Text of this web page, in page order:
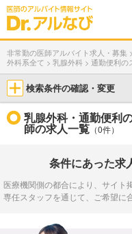
非常勤の医師アルバイト求人・募集 >
外科系全て > 乳腺外科 > 通勤便利の
検索条件の確認・変更
乳腺外科・通勤便利
師の求人一覧 （0件）
条件にあった求
医療機関側の都合により、サイト
専任スタッフを通じて、ご希望に